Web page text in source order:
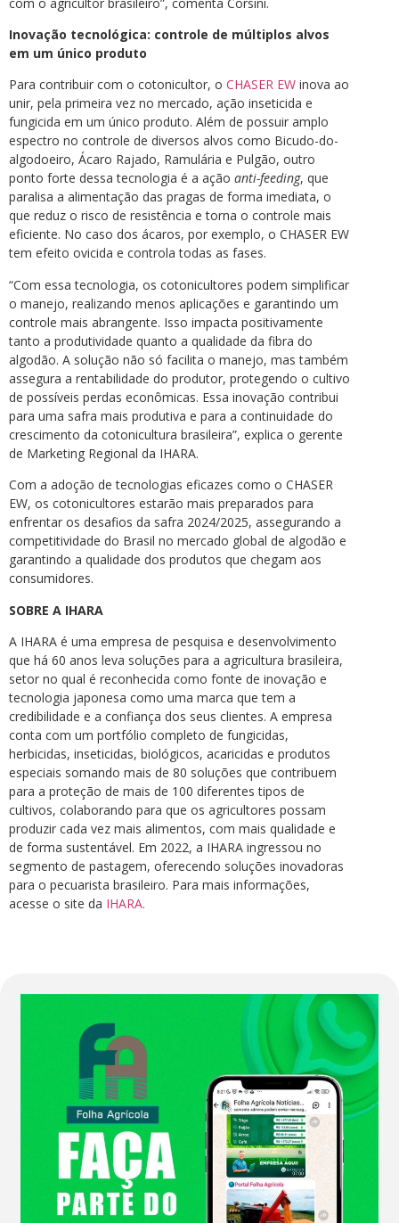
Inovação tecnológica: controle de múltiplos alvos
em um único produto
Para contribuir com o cotonicultor, o CHASER EW inova ao
unir, pela primeira vez no mercado, ação inseticida e
fungicida em um único produto. Além de possuir amplo
espectro no controle de diversos alvos como Bicudo-do-
algodoeiro, Ácaro Rajado, Ramulária e Pulgão, outro
ponto forte dessa tecnologia é a ação anti-feeding, que
paralisa a alimentação das pragas de forma imediata, o
que reduz o risco de resistência e torna o controle mais
eficiente. No caso dos ácaros, por exemplo, o CHASER EW
tem efeito ovicida e controla todas as fases.
“Com essa tecnologia, os cotonicultores podem simplificar
o manejo, realizando menos aplicações e garantindo um
controle mais abrangente. Isso impacta positivamente
tanto a produtividade quanto a qualidade da fibra do
algodão. A solução não só facilita o manejo, mas também
assegura a rentabilidade do produtor, protegendo o cultivo
de possíveis perdas econômicas. Essa inovação contribui
para uma safra mais produtiva e para a continuidade do
crescimento da cotonicultura brasileira”, explica o gerente
de Marketing Regional da IHARA.
Com a adoção de tecnologias eficazes como o CHASER
EW, os cotonicultores estarão mais preparados para
enfrentar os desafios da safra 2024/2025, assegurando a
competitividade do Brasil no mercado global de algodão e
garantindo a qualidade dos produtos que chegam aos
consumidores.
SOBRE A IHARA
A IHARA é uma empresa de pesquisa e desenvolvimento
que há 60 anos leva soluções para a agricultura brasileira,
setor no qual é reconhecida como fonte de inovação e
tecnologia japonesa como uma marca que tem a
credibilidade e a confiança dos seus clientes. A empresa
conta com um portfólio completo de fungicidas,
herbicidas, inseticidas, biológicos, acaricidas e produtos
especiais somando mais de 80 soluções que contribuem
para a proteção de mais de 100 diferentes tipos de
cultivos, colaborando para que os agricultores possam
produzir cada vez mais alimentos, com mais qualidade e
de forma sustentável. Em 2022, a IHARA ingressou no
segmento de pastagem, oferecendo soluções inovadoras
para o pecuarista brasileiro. Para mais informações,
acesse o site da IHARA.